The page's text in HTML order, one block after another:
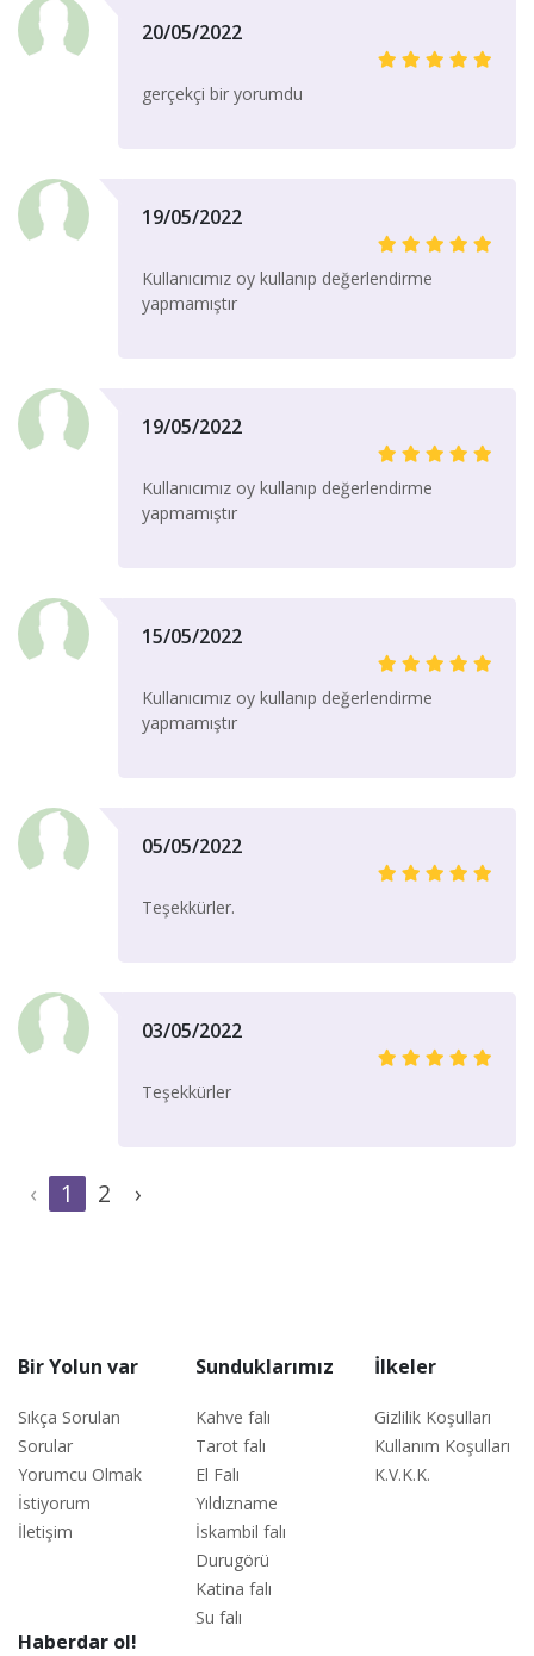
20/05/2022
gerçekçi bir yorumdu
19/05/2022
Kullanıcımız oy kullanıp değerlendirme
yapmamıştır
19/05/2022
Kullanıcımız oy kullanıp değerlendirme
yapmamıştır
15/05/2022
Kullanıcımız oy kullanıp değerlendirme
yapmamıştır
05/05/2022
Teşekkürler.
03/05/2022
Teşekkürler
‹ 1 2 ›
Bir Yolun var
Sıkça Sorulan
Sorular
Yorumcu Olmak
İstiyorum
İletişim
Sunduklarımız
Kahve falı
Tarot falı
El Falı
Yıldızname
İskambil falı
Durugörü
Katina falı
Su falı
İlkeler
Gizlilik Koşulları
Kullanım Koşulları
K.V.K.K.
Haberdar ol!